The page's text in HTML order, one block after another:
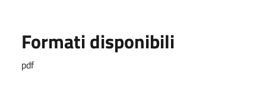
Formati disponibili
pdf